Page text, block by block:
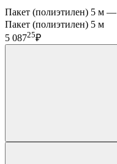
Пакет (полиэтилен) 5 м —
Пакет (полиэтилен) 5 м
5 08725₽